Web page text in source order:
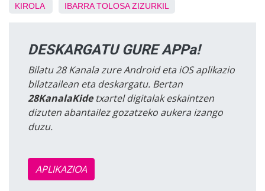
KIROLA IBARRA TOLOSA ZIZURKIL
DESKARGATU GURE APPa!
Bilatu 28 Kanala zure Android eta iOS aplikazio
bilatzailean eta deskargatu. Bertan
28KanalaKidetxartel digitalak eskaintzen
dizuten abantailez gozatzeko aukera izango
duzu.
APLIKAZIOA